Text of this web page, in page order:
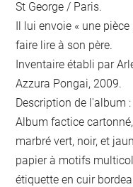
St George / Paris.
Il lui envoie « une
faire lire à son père.
Inventaire établi par
Azzura Pongai, 2009.
Description de l'album :
Album factice
marbré vert, noir, et
papier à motifs
étiquette en cuir